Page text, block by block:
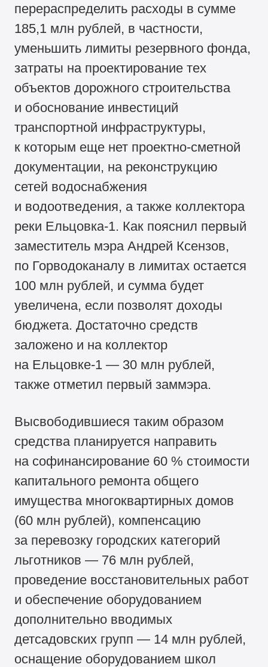
перераспределить расходы в сумме
185,1 млн рублей, в частности,
уменьшить лимиты резервного фонда,
затраты на проектирование тех
объектов дорожного строительства
и обоснование инвестиций
транспортной инфраструктуры,
к которым еще нет проектно-сметной
документации, на реконструкцию
сетей водоснабжения
и водоотведения, а также коллектора
реки Ельцовка-1. Как пояснил первый
заместитель мэра Андрей Ксензов,
по Горводоканалу в лимитах остается
100 млн рублей, и сумма будет
увеличена, если позволят доходы
бюджета. Достаточно средств
заложено и на коллектор
на Ельцовке-1 — 30 млн рублей,
также отметил первый заммэра.
Высвободившиеся таким образом
средства планируется направить
на софинансирование 60 % стоимости
капитального ремонта общего
имущества многоквартирных домов
(60 млн рублей), компенсацию
за перевозку городских категорий
льготников — 76 млн рублей,
проведение восстановительных работ
и обеспечение оборудованием
дополнительно вводимых
детсадовских групп — 14 млн рублей,
оснащение оборудованием школ